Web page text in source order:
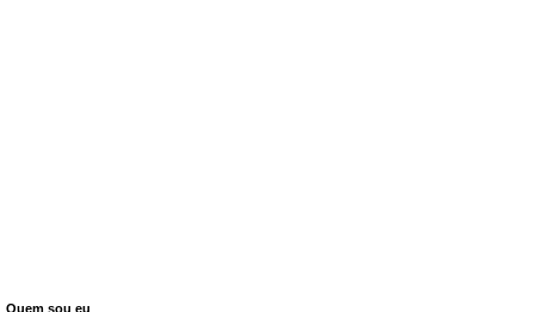
Quem sou eu